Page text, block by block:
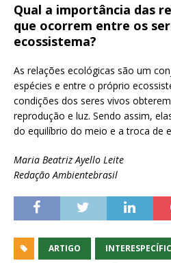
Qual a importância das
que ocorrem entre os
ecossistema?
As relações ecológicas são um
espécies e entre o próprio
condições dos seres vivos
reprodução e luz. Sendo assim,
do equilíbrio do meio e a troca de
Maria Beatriz Ayello Leite
Redação Ambientebrasil
ARTIGO